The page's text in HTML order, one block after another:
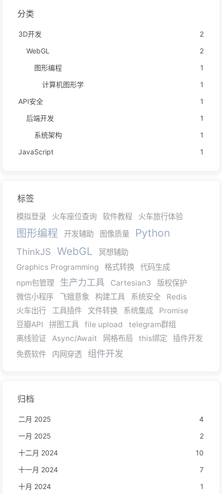
分类
3D开发
2
WebGL
2
图形编程
1
计算机图形学
1
API安全
1
后端开发
1
系统架构
1
JavaScript
1
标签
模拟登录 火车座位查询 软件教程 火车旅行体验
图形编程 开发辅助 图像质量 Python
ThinkJS WebGL
冥想辅助
Graphics Programming
格式转换
代码生成
npm包管理
生产力工具 Cartesian3
版权保护
微信小程序
飞蛾意象 构建工具 系统安全
Redis
火车出行
工具插件 文件转换 系统集成
Promise
豆瓣API
拼图工具 file upload
telegram群组
离线验证
Async/Await 网格布局 this绑定
插件开发
免费软件
内网穿透 组件开发
归档
二月 2025
4
一月 2025
2
十二月 2024
10
十一月 2024
7
十月 2024
1